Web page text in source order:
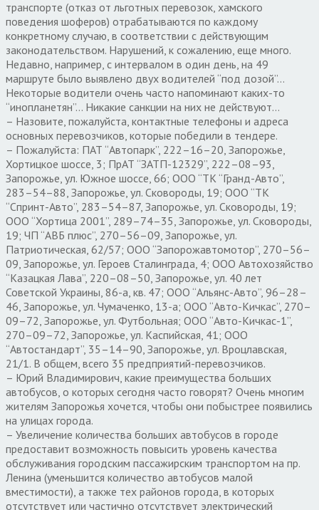
транспорте (отказ от льготных перевозок, хамского
поведения шоферов) отрабатываются по каждому
конкретному случаю, в соответствии с действующим
законодательством. Нарушений, к сожалению, еще много.
Недавно, например, с интервалом в один день, на 49
маршруте было выявлено двух водителей “под дозой”…
Некоторые водители очень часто напоминают каких-то
“инопланетян”… Никакие санкции на них не действуют…
– Назовите, пожалуйста, контактные телефоны и адреса
основных перевозчиков, которые победили в тендере.
– Пожалуйста: ПАТ “Автопарк”, 222–16–20, Запорожье,
Хортицкое шоссе, 3; ПрАТ “ЗАТП-12329”, 222–08–93,
Запорожье, ул. Южное шоссе, 66; ООО “ТК “Гранд-Авто”,
283–54–88, Запорожье, ул. Сковороды, 19; ООО “ТК
“Спринт-Авто”, 283–54–87, Запорожье, ул. Сковороды, 19;
ООО “Хортица 2001”, 289–74–35, Запорожье, ул. Сковороды,
19; ЧП “АВБ плюс”, 270–56–09, Запорожье, ул.
Патриотическая, 62/57; ООО “Запорожавтомотор”, 270–56–
09, Запорожье, ул. Героев Сталинграда, 4; ООО Автохозяйство
“Казацкая Лава”, 220–08–50, Запорожье, ул. 40 лет
Советской Украины, 86-а, кв. 47; ООО “Альянс-Авто”, 96–28–
46, Запорожье, ул. Чумаченко, 13-а; ООО “Авто-Кичкас”, 270–
09–72, Запорожье, ул. Футбольная; ООО “Авто-Кичкас-1”,
270–09–72, Запорожье, ул. Каспийская, 41; ООО
“Автостандарт”, 35–14–90, Запорожье, ул. Вроцлавская,
21/1. В общем, всего 35 предприятий-перевозчиков.
– Юрий Владимирович, какие преимущества больших
автобусов, о которых сегодня часто говорят? Очень многим
жителям Запорожья хочется, чтобы они побыстрее появились
на улицах города.
– Увеличение количества больших автобусов в городе
предоставит возможность повысить уровень качества
обслуживания городским пассажирским транспортом на пр.
Ленина (уменьшится количество автобусов малой
вместимости), а также тех районов города, в которых
отсутствует или частично отсутствует электрический